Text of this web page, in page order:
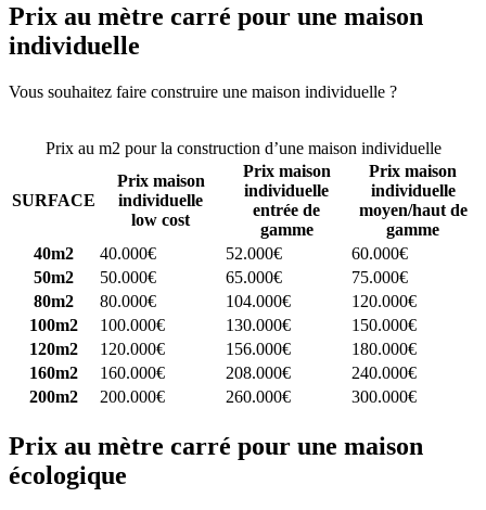
Prix au mètre carré pour une maison
individuelle
Vous souhaitez faire construire une maison individuelle ?
Prix au m2 pour la construction d’une maison individuelle
SURFACE
Prix maison
individuelle
low cost
Prix maison
individuelle
entrée de
gamme
Prix maison
individuelle
moyen/haut de
gamme
40m2
40.000€ 52.000€
60.000€
50m2
50.000€ 65.000€
75.000€
80m2
80.000€ 104.000€
120.000€
100m2
100.000€ 130.000€
150.000€
120m2
120.000€ 156.000€
180.000€
160m2
160.000€ 208.000€
240.000€
200m2
200.000€ 260.000€ 300.000€
Prix au mètre carré pour une maison
écologique